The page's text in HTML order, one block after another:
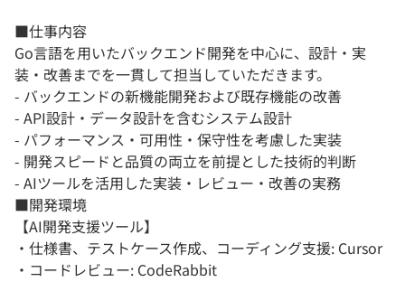
■仕事内容
Go言語を用いたバックエンド開発を中心に、設計・実
装・改善までを一貫して担当していただきます。
- バックエンドの新機能開発および既存機能の改善
- API設計・データ設計を含むシステム設計
- パフォーマンス・可用性・保守性を考慮した実装
- 開発スピードと品質の両立を前提とした技術的判断
- AIツールを活用した実装・レビュー・改善の実務
■開発環境
【AI開発支援ツール】
・仕様書、テストケース作成、コーディング支援: Cursor
・コードレビュー: CodeRabbit